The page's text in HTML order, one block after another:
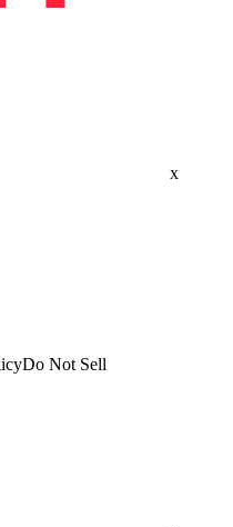
x
Do Not Sell